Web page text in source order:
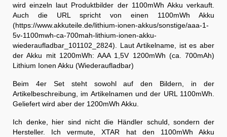
wird einzeln laut Produktbilder der 1100mWh Akku verkauft.
Auch die URL spricht von einen 1100mWh Akku
(https://www.akkuteile.de/lithium-ionen-akkus/sonstige/aaa-1-
5v-1100mwh-ca-700mah-lithium-ionen-akku-
wiederaufladbar_101102_2824). Laut Artikelname, ist es aber
der Akku mit 1200mWh: AAA 1,5V 1200mWh (ca. 700mAh)
Lithium Ionen Akku (Wiederaufladbar)
Beim 4er Set steht sowohl auf den Bildern, in der
Artikelbeschreibung, im Artikelnamen und der URL 1100mWh.
Geliefert wird aber der 1200mWh Akku.
Ich denke, hier sind nicht die Händler schuld, sondern der
Hersteller. Ich vermute, XTAR hat den 1100mWh Akku